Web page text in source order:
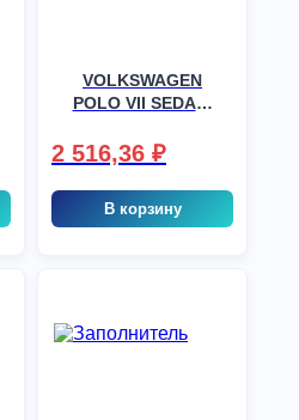
VOLKSWAGEN
POLO VII SEDAN,
2 516,36 ₽
В корзину